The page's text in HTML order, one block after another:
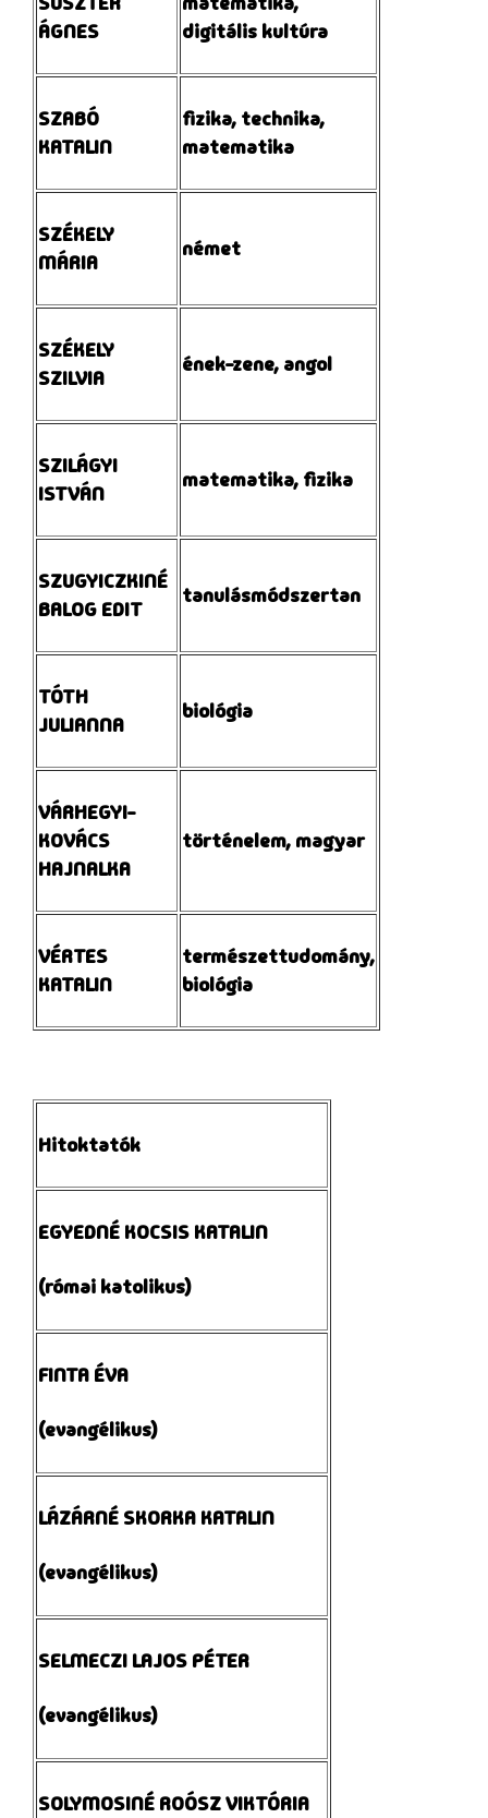
ÁGNES
digitális kultúra
SZABÓ
KATALIN
fizika, technika,
matematika
SZÉKELY
MÁRIA
német
SZÉKELY
SZILVIA
ének-zene, angol
SZILÁGYI
ISTVÁN
matematika, fizika
SZUGYICZKINÉ
BALOG EDIT
tanulásmódszertan
TÓTH
JULIANNA
biológia
VÁRHEGYI-
KOVÁCS
HAJNALKA
történelem, magyar
VÉRTES
KATALIN
természettudomány,
biológia
Hitoktatók
EGYEDNÉ KOCSIS KATALIN
(római katolikus)
FINTA ÉVA
(evangélikus)
LÁZÁRNÉ SKORKA KATALIN
(evangélikus)
SELMECZI LAJOS PÉTER
(evangélikus)
SOLYMOSINÉ ROÓSZ VIKTÓRIA